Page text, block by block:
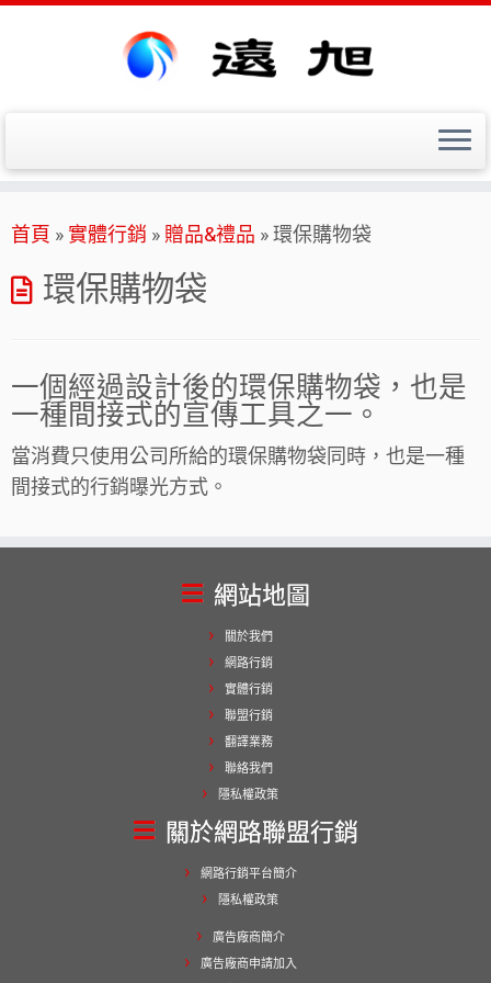
to
content
首頁 » 實體行銷 » 贈品&禮品 »環保購物袋
環保購物袋
一個經過設計後的環保購物袋，也是
一種間接式的宣傳工具之一。
當消費只使用公司所給的環保購物袋同時，也是一種
間接式的行銷曝光方式。
網站地圖
關於我們
網路行銷
實體行銷
聯盟行銷
翻譯業務
聯絡我們
隱私權政策
關於網路聯盟行銷
網路行銷平台簡介
隱私權政策
廣告廠商簡介
廣告廠商申請加入